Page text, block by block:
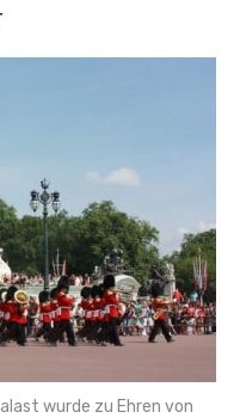
wurde zu Ehren von